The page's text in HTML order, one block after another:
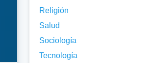
Religión
Salud
Sociología
Tecnología